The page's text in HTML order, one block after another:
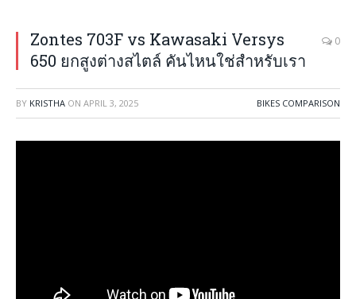
Zontes 703F vs Kawasaki Versys
650 ยกสูงต่างสไตล์ คันไหนใช่สำหรับเรา
0
BY KRISTHA ON APRIL 3, 2025 BIKES COMPARISON